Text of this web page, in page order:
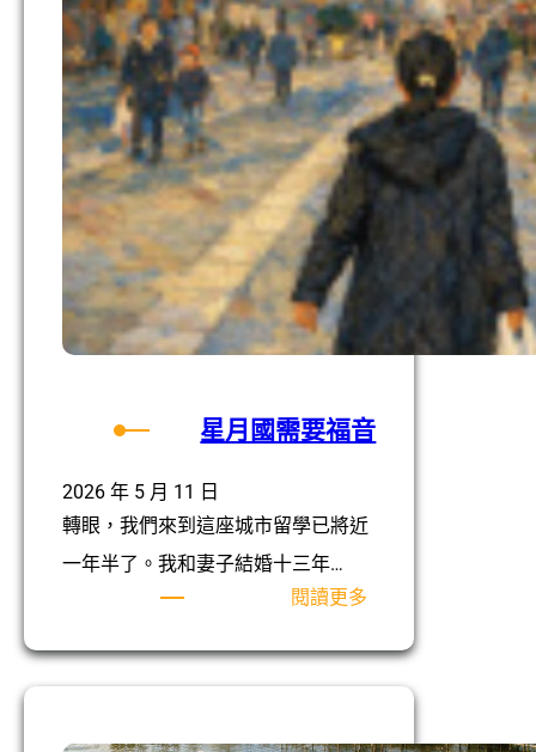
的
計
畫
星月國需要福音
2026 年 5 月 11 日
轉眼，我們來到這座城市留學已將近
一年半了。我和妻子結婚十三年…
閱讀更多
月
國
要